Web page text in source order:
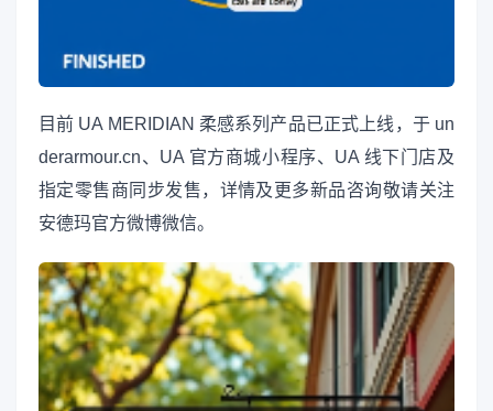
目前 UA MERIDIAN 柔感系列产品已正式上线，于 un
derarmour.cn、UA 官方商城小程序、UA 线下门店及
指定零售商同步发售，详情及更多新品咨询敬请关注
安德玛官方微博微信。